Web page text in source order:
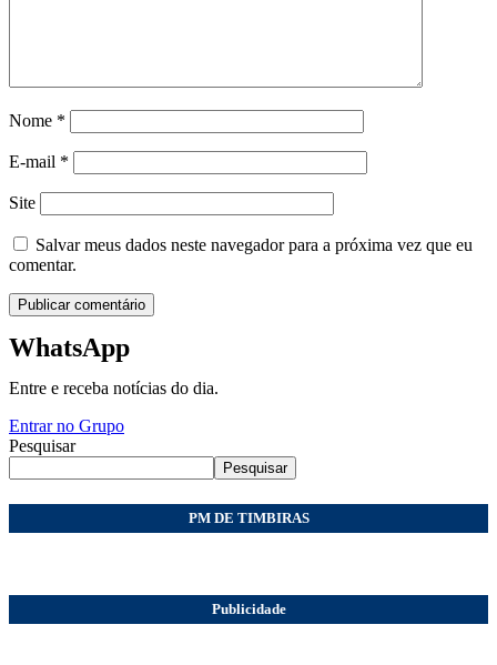
Nome *
E-mail *
Site
Salvar meus dados neste navegador para a próxima vez que eu
comentar.
WhatsApp
Entre e receba notícias do dia.
Entrar no Grupo
Pesquisar
Pesquisar
PM DE TIMBIRAS
Publicidade